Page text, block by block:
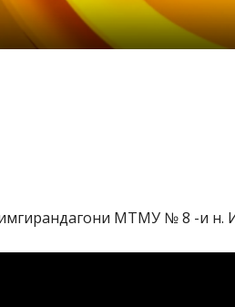
МТМУ № 8 -и н.